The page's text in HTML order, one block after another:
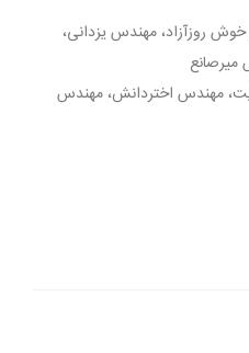
خوش روزآزاد، مهندس یزدانی،
مهندس اختردانش، مهندس